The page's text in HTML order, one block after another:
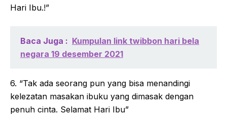
Hari Ibu.!”
Baca Juga : Kumpulan link twibbon hari bela
negara 19 desember 2021
6. “Tak ada seorang pun yang bisa menandingi
kelezatan masakan ibuku yang dimasak dengan
penuh cinta. Selamat Hari Ibu”